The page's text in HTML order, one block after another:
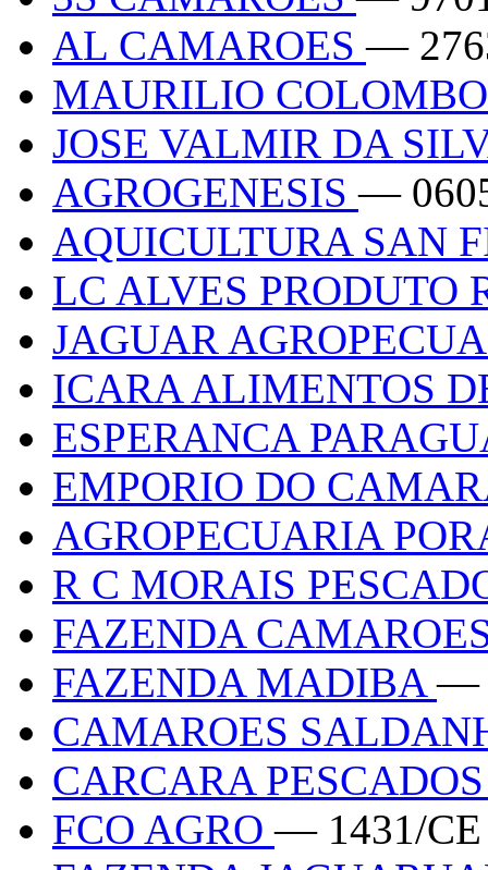
AL CAMAROES—
MAURILIO
JOSE VALMIR DA
AGROGENESIS—
AQUICULTURA SAN
LC ALVES PRODUTO
JAGUAR
ICARA ALIMENTOS
ESPERANCA
EMPORIO DO
AGROPECUARIA
R C MORAIS
FAZENDA
FAZENDA MADIBA—
CAMAROES
CARCARA
FCO AGRO— 1431/CE